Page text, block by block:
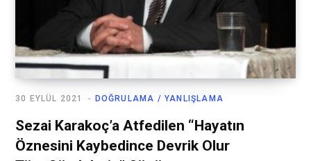
DOĞRULAMA / YANLIŞLAMA
30 EYLÜL 2021
Sezai Karakoç’a Atfedilen “Hayatın
Öznesini Kaybedince Devrik Olur